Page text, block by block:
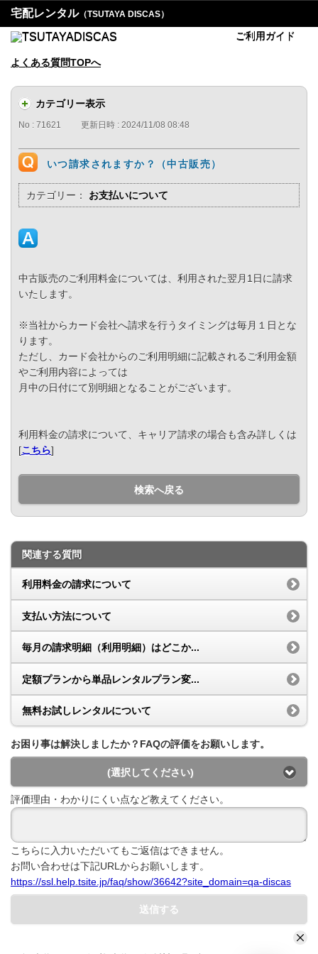
宅配レンタル（TSUTAYA DISCAS）
ご利用ガイド
よくある質問TOPへ
カテゴリー表示
No : 71621 更新日時 : 2024/11/08 08:48
いつ請求されますか？（中古販売）
カテゴリー： お支払いについて
中古販売のご利用料金については、利用された翌月1日に請求
いたします。
※当社からカード会社へ請求を行うタイミングは毎月１日とな
ります。
ただし、カード会社からのご利用明細に記載されるご利用金額
やご利用内容によっては
月中の日付にて別明細となることがございます。
利用料金の請求について、キャリア請求の場合も含み詳しくは
[こちら]
検索へ戻る
関連する質問
利用料金の請求について
支払い方法について
毎月の請求明細（利用明細）はどこか...
定額プランから単品レンタルプラン変...
無料お試しレンタルについて
お困り事は解決しましたか？FAQの評価をお願いします。
(選択してください)
評価理由・わかりにくい点など教えてください。
こちらに入力いただいてもご返信はできません。
お問い合わせは下記URLからお願いします。
https://ssl.help.tsite.jp/faq/show/36642?site_domain=qa-discas
送信する